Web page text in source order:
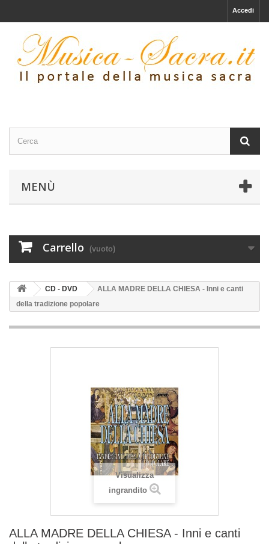
Accedi
MENÙ
Carrello (vuoto)
CD - DVD
ALLA MADRE DELLA CHIESA - Inni e canti
della tradizione popolare
Visualizza
ingrandito
ALLA MADRE DELLA CHIESA - Inni e canti